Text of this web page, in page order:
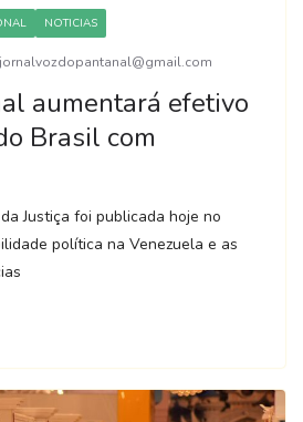
NOTICIAS
jornalvozdopantanal@gmail.com
aumentará efetivo
Brasil com
Justiça foi publicada hoje no
política na Venezuela e as